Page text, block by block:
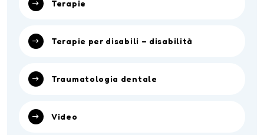
Terapie
Terapie per disabili – disabilità
Traumatologia dentale
Video